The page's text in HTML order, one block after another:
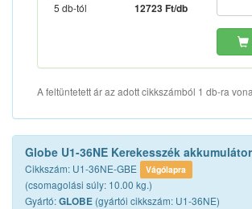
5 db-tól 12723 Ft/db
A feltüntetett ár az adott cikkszámból 1 db-ra
Globe U1-36NE Kerekesszék
Cikkszám: U1-36NE-GBE Vágólapra
(csomagolási súly: 10.00 kg.)
Gyártó:GLOBE (gyártói cikkszám: U1-36NE)